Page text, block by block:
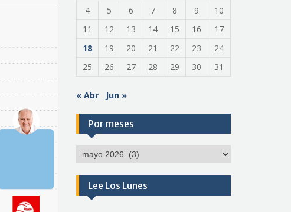
4
5 6 7 8 9
10
11
12 13 14 15 16
17
18
19 20 21 22 23
24
25
26 27 28 29 30 31
« Abr Jun »
Por meses
Por
Lee Los Lunes